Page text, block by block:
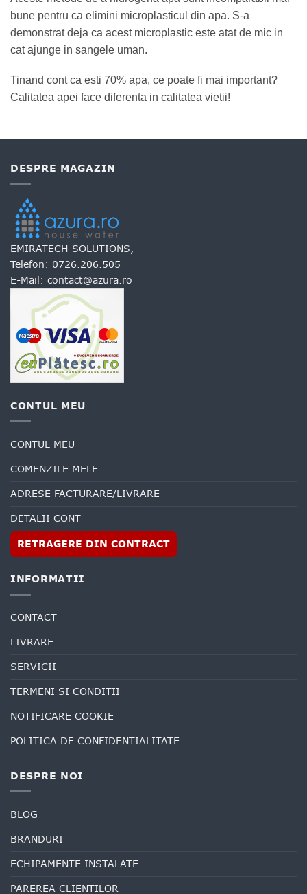
bune pentru ca elimini microplasticul din apa. S-a
demonstrat deja ca acest microplastic este atat de mic in
cat ajunge in sangele uman.
Tinand cont ca esti 70% apa, ce poate fi mai important?
Calitatea apei face diferenta in calitatea vietii!
DESPRE MAGAZIN
EMIRATECH SOLUTIONS,
Telefon: 0726.206.505
E-Mail: contact@azura.ro
CONTUL MEU
CONTUL MEU
COMENZILE MELE
ADRESE FACTURARE/LIVRARE
DETALII CONT
RETRAGERE DIN CONTRACT
INFORMATII
CONTACT
LIVRARE
SERVICII
TERMENI SI CONDITII
NOTIFICARE COOKIE
POLITICA DE CONFIDENTIALITATE
DESPRE NOI
BLOG
BRANDURI
ECHIPAMENTE INSTALATE
PAREREA CLIENTILOR